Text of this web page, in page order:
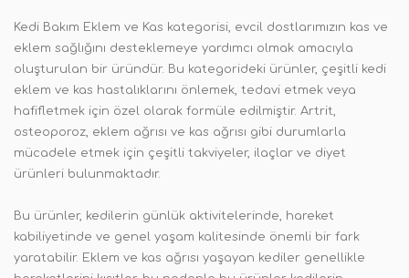
Kedi Bakım Eklem ve Kas kategorisi, evcil dostlarımızın kas ve
eklem sağlığını desteklemeye yardımcı olmak amacıyla
oluşturulan bir üründür. Bu kategorideki ürünler, çeşitli kedi
eklem ve kas hastalıklarını önlemek, tedavi etmek veya
hafifletmek için özel olarak formüle edilmiştir. Artrit,
osteoporoz, eklem ağrısı ve kas ağrısı gibi durumlarla
mücadele etmek için çeşitli takviyeler, ilaçlar ve diyet
ürünleri bulunmaktadır.
Bu ürünler, kedilerin günlük aktivitelerinde, hareket
kabiliyetinde ve genel yaşam kalitesinde önemli bir fark
yaratabilir. Eklem ve kas ağrısı yaşayan kediler genellikle